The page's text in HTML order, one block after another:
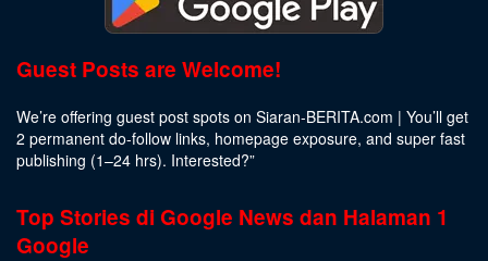
Guest Posts are Welcome!
We’re offering guest post spots on Siaran-BERITA.com | You’ll get
2 permanent do-follow links, homepage exposure, and super fast
publishing (1–24 hrs). Interested?”
Top Stories di Google News dan Halaman 1
Google